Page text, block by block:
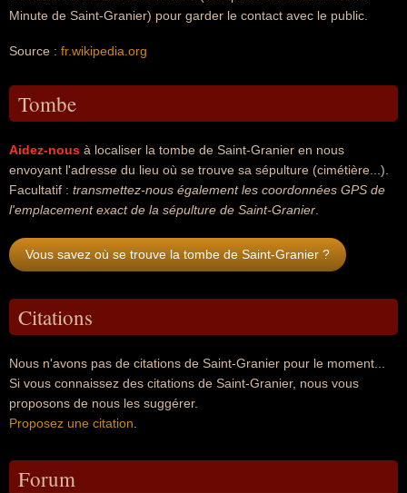
Minute de Saint-Granier) pour garder le contact avec le public.
Source : fr.wikipedia.org
Tombe
Aidez-nous à localiser la tombe de Saint-Granier en nous
envoyant l'adresse du lieu où se trouve sa sépulture (cimétière...).
Facultatif : transmettez-nous également les coordonnées GPS de
l'emplacement exact de la sépulture de Saint-Granier
Vous savez où se trouve la tombe de Saint-Granier ?
Citations
Nous n'avons pas de citations de Saint-Granier pour le moment...
Si vous connaissez des citations de Saint-Granier, nous vous
proposons de nous les suggérer.
Proposez une citation
Forum